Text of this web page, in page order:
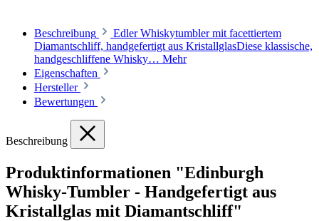
Beschreibung
Edler Whiskytumbler mit facettiertem
Diamantschliff, handgefertigt aus KristallglasDiese klassische,
handgeschliffene Whisky… Mehr
Eigenschaften
Hersteller
Bewertungen
Beschreibung
Produktinformationen "Edinburgh
Whisky-Tumbler - Handgefertigt aus
Kristallglas mit Diamantschliff"